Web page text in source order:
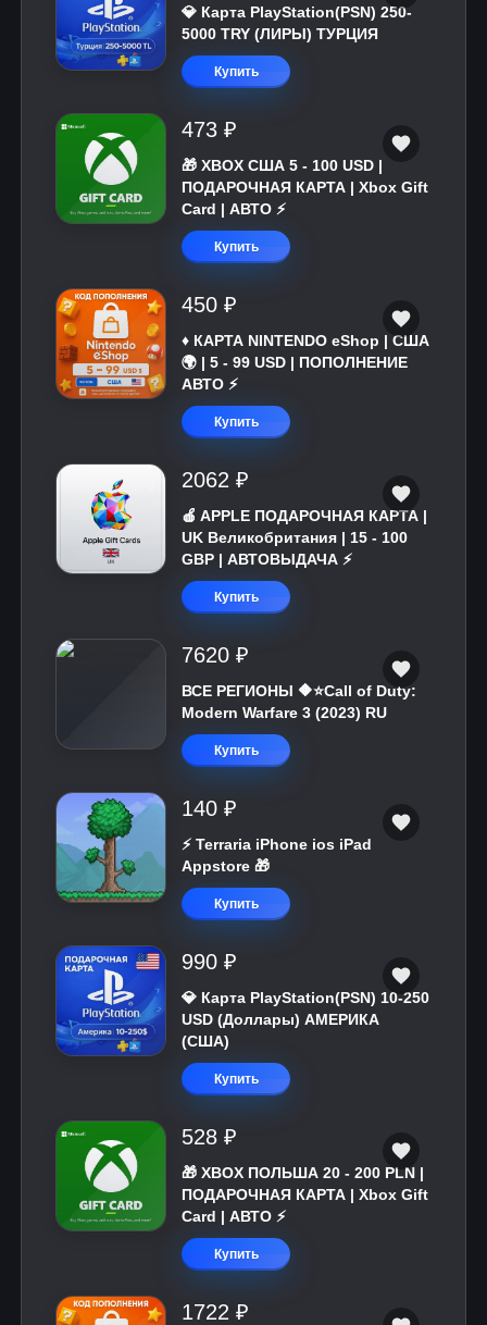
💎 Карта PlayStation(PSN) 250-
5000 TRY (ЛИРЫ) ТУРЦИЯ
Купить
473 ₽
🎁 XBOX США 5 - 100 USD |
ПОДАРОЧНАЯ КАРТА | Xbox Gift
Card | АВТО ⚡
Купить
450 ₽
♦️ КАРТА NINTENDO eShop | США
🌍 | 5 - 99 USD | ПОПОЛНЕНИЕ
АВТО ⚡
Купить
2062 ₽
🍎 APPLE ПОДАРОЧНАЯ КАРТА |
UK Великобритания | 15 - 100
GBP | АВТОВЫДАЧА ⚡️
Купить
7620 ₽
ВСЕ РЕГИОНЫ 🔶⭐Call of Duty:
Modern Warfare 3 (2023) RU
Купить
140 ₽
⚡️ Terraria iPhone ios iPad
Appstore 🎁
Купить
990 ₽
💎 Карта PlayStation(PSN) 10-250
USD (Доллары) АМЕРИКА
(США)
Купить
528 ₽
🎁 XBOX ПОЛЬША 20 - 200 PLN |
ПОДАРОЧНАЯ КАРТА | Xbox Gift
Card | АВТО ⚡
Купить
1722 ₽